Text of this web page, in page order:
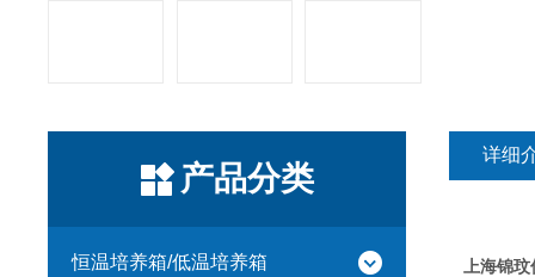
产品分类
恒温培养箱/低温培养箱
详细
上海锦